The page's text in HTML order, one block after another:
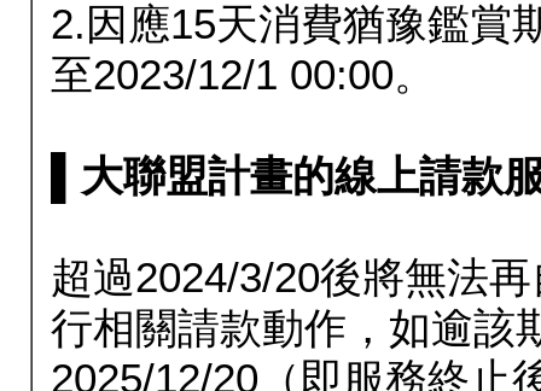
2.因應15天消費猶豫鑑賞
至2023/12/1 00:00。
▌大聯盟計畫的線上請款
超過2024/3/20後將無法
行相關請款動作，如逾該
2025/12/20（即服務終止